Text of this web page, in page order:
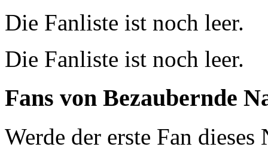
Die Fanliste ist noch leer.
Die Fanliste ist noch leer.
Fans von Bezaubernde
Werde der erste Fan dieses